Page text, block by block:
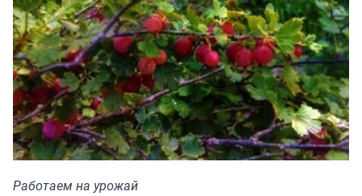
Работаем на урожай